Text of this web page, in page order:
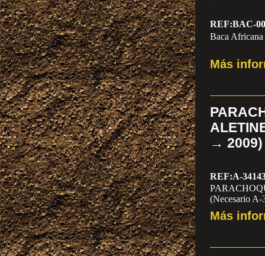
REF:BAC-
Baca
Más
→ 2009)
REF:A-
(Necesario A-
ANTES
Más